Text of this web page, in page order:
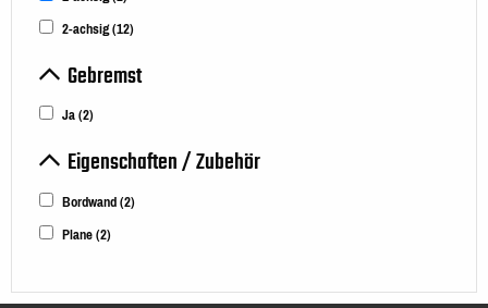
2-achsig(12)
Gebremst
Ja(2)
Eigenschaften / Zubehör
Bordwand(2)
Plane(2)